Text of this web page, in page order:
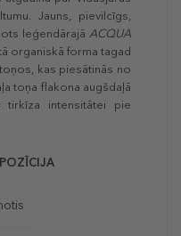
Jauns, pievilcīgs,
leģendārajā ACQUA
organiskā forma tagad
kas piesātinās no
toņa flakona augšdaļā
tirkīza intensitātei pie